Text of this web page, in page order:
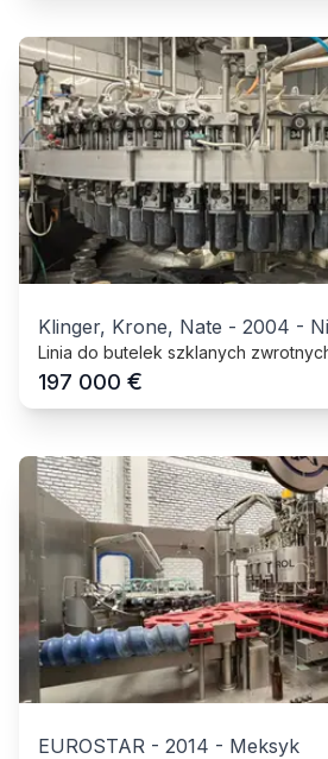
Klinger, Krone, Nate - 2004 -
Linia do butelek szklanych
197 000 €
EUROSTAR - 2014 - Meksyk